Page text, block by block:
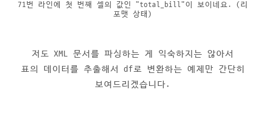
71번 라인에 첫 번째 셀의 값인 "total_bill"이 보이네요. (리
포맷 상태)
저도 XML 문서를 파싱하는 게 익숙하지는 않아서
표의 데이터를 추출해서 df로 변환하는 예제만 간단히
보여드리겠습니다.